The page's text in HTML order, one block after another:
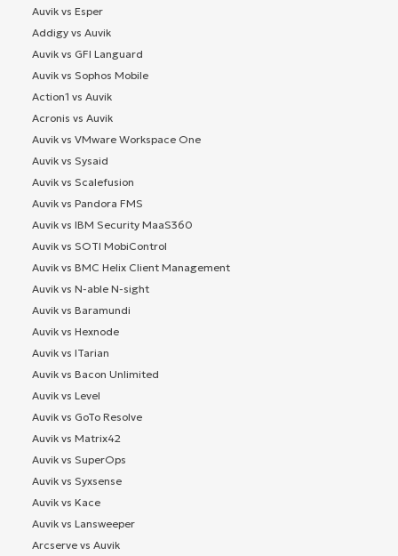
Auvik vs Esper
Addigy vs Auvik
Auvik vs GFI Languard
Auvik vs Sophos Mobile
Action1 vs Auvik
Acronis vs Auvik
Auvik vs VMware Workspace One
Auvik vs Sysaid
Auvik vs Scalefusion
Auvik vs Pandora FMS
Auvik vs IBM Security MaaS360
Auvik vs SOTI MobiControl
Auvik vs BMC Helix Client Management
Auvik vs N-able N-sight
Auvik vs Baramundi
Auvik vs Hexnode
Auvik vs ITarian
Auvik vs Bacon Unlimited
Auvik vs Level
Auvik vs GoTo Resolve
Auvik vs Matrix42
Auvik vs SuperOps
Auvik vs Syxsense
Auvik vs Kace
Auvik vs Lansweeper
Arcserve vs Auvik